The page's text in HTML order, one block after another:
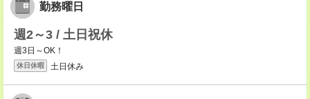
勤務曜日
週2～3 / 土日祝休
週3日～OK！
休日休暇 土日休み